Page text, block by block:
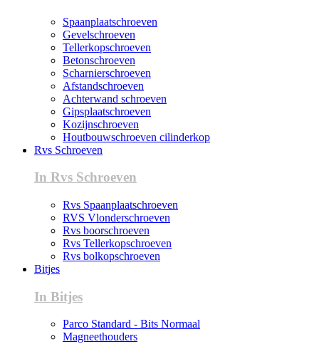
Spaanplaatschroeven
Gevelschroeven
Tellerkopschroeven
Betonschroeven
Scharnierschroeven
Afstandschroeven
Achterwand schroeven
Gipsplaatschroeven
Kozijnschroeven
Houtbouwschroeven cilinderkop
Rvs Schroeven
In Rvs Schroeven
Rvs Spaanplaatschroeven
RVS Vlonderschroeven
Rvs boorschroeven
Rvs Tellerkopschroeven
Rvs bolkopschroeven
Bitjes
In Bitjes
Parco Standard - Bits Normaal
Magneethouders